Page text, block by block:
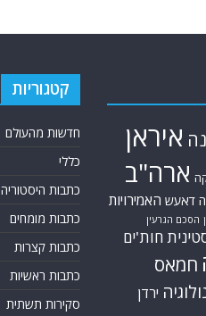
איראן
ארה"ב
דאעש האמירויות
הסכם הגרעין
חות'ים
חמאס
ירדן
קטגוריות
חדשות מהעולם
כללי
כתבות היסטוריה
כתבות מומחים
כתבות קצרות
כתבות ראשיות
סקירות תשתית